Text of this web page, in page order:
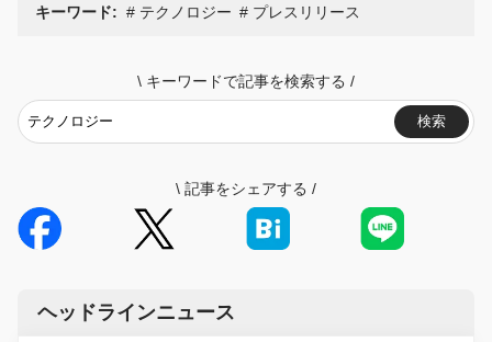
キーワード: テクノロジー プレスリリース
\ キーワードで記事を検索する /
検索
\ 記事をシェアする /
ヘッドラインニュース